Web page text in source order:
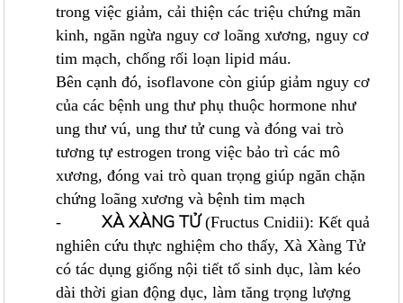
trong việc giảm, cải thiện các triệu chứng mãn
kinh, ngăn ngừa nguy cơ loãng xương, nguy cơ
tim mạch, chống rối loạn lipid máu.
Bên cạnh đó, isoflavone còn giúp giảm nguy cơ
của các bệnh ung thư phụ thuộc hormone như
ung thư vú, ung thư tử cung và đóng vai trò
tương tự estrogen trong việc bảo trì các mô
xương, đóng vai trò quan trọng giúp ngăn chặn
chứng loãng xương và bệnh tim mạch
- XÀ XÀNG TỬ(Fructus Cnidii): Kết quả
nghiên cứu thực nghiệm cho thấy, Xà Xàng Tử
có tác dụng giống nội tiết tố sinh dục, làm kéo
dài thời gian động dục, làm tăng trọng lượng